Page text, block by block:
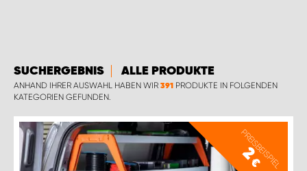
SUCHERGEBNIS ALLE PRODUKTE
ANHAND IHRER AUSWAHL HABEN WIR 391 PRODUKTE IN FOLGENDEN
KATEGORIEN GEFUNDEN.
PREISBEISPIEL
2
€
WORK SYSTEM NAMEN
WORK SYSTEM WORK SYSTEM BRÜGGE